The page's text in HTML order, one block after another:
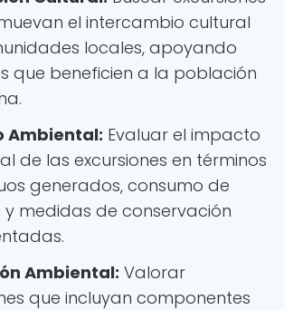
el intercambio cultural
locales, apoyando
que beneficien a la población
Ambiental: Evaluar el impacto
de las excursiones en términos
generados, consumo de
y medidas de conservación
Ambiental: Valorar
que incluyan componentes